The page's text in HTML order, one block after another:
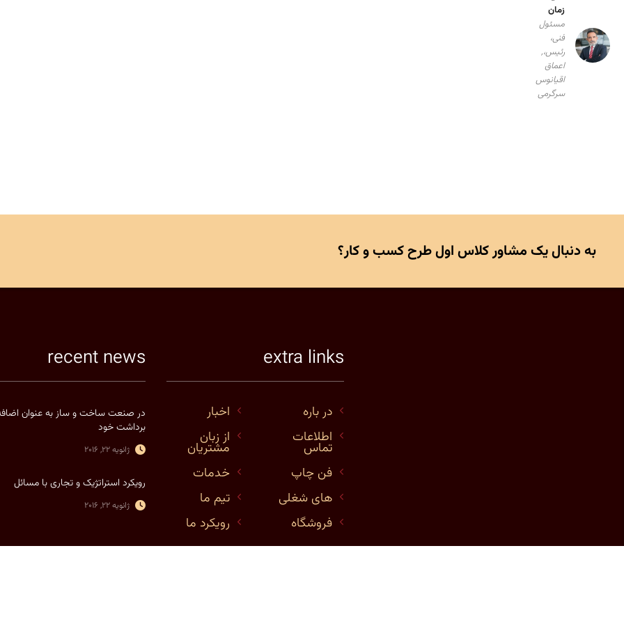
زمان
مسئول
فنی،
رئیس،,
اعماق
اقیانوس
سرگرمی
به دنبال یک مشاور کلاس اول طرح کسب و کار؟
recent news
در صنعت ساخت و ساز به عنوان
برداشت خود
ژانویه 22, 2016
رویکرد استراتژیک و تجاری با مسائل
ژانویه 22, 2016
extra links
در باره
اخبار
اطلاعات
تماس
از زبان
مشتریان
فن چاپ
خدمات
های شغلی
تیم ما
فروشگاه
رویکرد ما